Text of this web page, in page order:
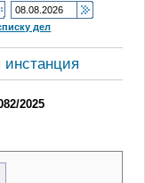
дел
инстанция
2025